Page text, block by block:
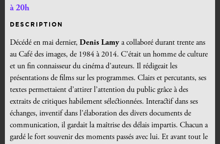
à 20h
DESCRIPTION
Décédé en mai dernier, Denis Lamy a collaboré durant trente ans
au Café des images, de 1984 à 2014. C’était un homme de culture
et un fin connaisseur du cinéma d’auteurs. Il rédigeait les
présentations de films sur les programmes. Clairs et percutants, ses
textes permettaient d’attirer l’attention du public grâce à des
extraits de critiques habilement sélectionnées. Interactif dans ses
échanges, inventif dans l’élaboration des divers documents de
communication, il gardait la maîtrise des délais impartis. Chacun a
gardé le fort souvenir des moments passés avec lui. Et avant tout le